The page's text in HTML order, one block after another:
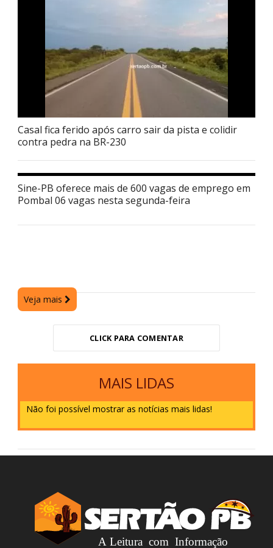
Casal fica ferido após carro sair da pista e colidir
contra pedra na BR-230
Sine-PB oferece mais de 600 vagas de emprego em
Pombal 06 vagas nesta segunda-feira
Veja mais
CLICK PARA COMENTAR
MAIS LIDAS
Não foi possível mostrar as notícias mais lidas!